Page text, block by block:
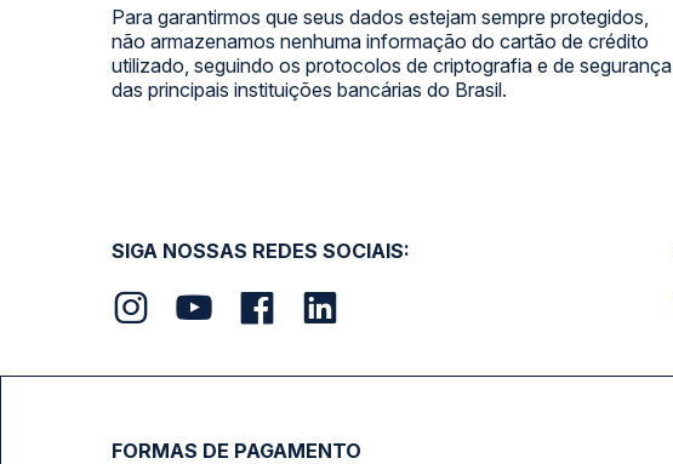
Para garantirmos que seus dados estejam sempre protegidos,
não armazenamos nenhuma informação do cartão de crédito
utilizado, seguindo os protocolos de criptografia e de segurança
das principais instituições bancárias do Brasil.
SIGA NOSSAS REDES SOCIAIS:
FORMAS DE PAGAMENTO